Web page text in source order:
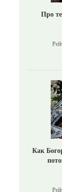
Про
Как